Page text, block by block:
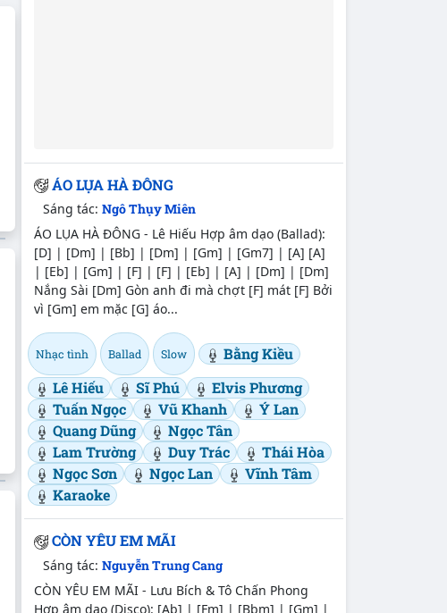
ÁO LỤA HÀ ĐÔNG
Sáng tác:Ngô Thụy Miên
ÁO LỤA HÀ ĐÔNG - Lê Hiếu Hợp âm dạo (Ballad):
[D] | [Dm] | [Bb] | [Dm] | [Gm] | [Gm7] | [A] [A]
| [Eb] | [Gm] | [F] | [F] | [Eb] | [A] | [Dm] | [Dm]
Nắng Sài [Dm] Gòn anh đi mà chợt [F] mát [F] Bởi
vì [Gm] em mặc [G] áo...
Nhạc tình Ballad Slow
Bằng Kiều
Lê Hiếu
Sĩ Phú
Elvis Phương
Tuấn Ngọc
Vũ Khanh
Ý Lan
Quang Dũng
Ngọc Tân
Lam Trường
Duy Trác
Thái Hòa
Ngọc Sơn
Ngọc Lan
Vĩnh Tâm
Karaoke
CÒN YÊU EM MÃI
Sáng tác:Nguyễn Trung Cang
CÒN YÊU EM MÃI - Lưu Bích & Tô Chấn Phong
Hợp âm dạo (Disco): [Ab] | [Fm] | [Bbm] | [Gm] |